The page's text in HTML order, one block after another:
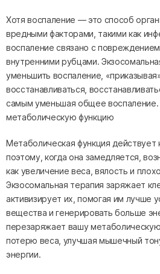
Хотя воспаление — это способ
вредными факторами, такими как
воспаление связано с
внутренними рубцами.
уменьшить воспаление,
восстанавливаться,
самым уменьшая общее
метаболическую функцию
Метаболическая функция действует
поэтому, когда она замедляется,
как увеличение веса, вялость и
Экзосомальная терапия заряжает
активизирует их, помогая им лучше
вещества и генерировать больше
перезаряжает вашу
потерю веса, улучшая мышечный
энергии.